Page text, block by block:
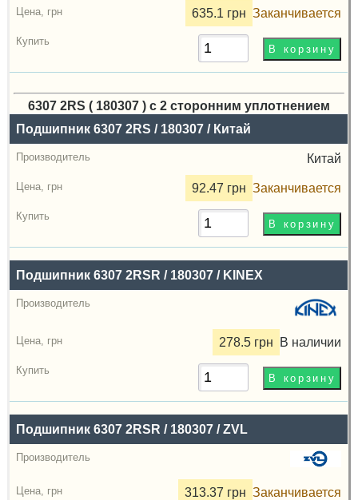
635.1 грн Заканчивается
6307 2RS ( 180307 ) с 2 сторонним уплотнением
Назва
Производитель
Радиальный
грн
Купить
Подшипник 6307 2RS / 180307 / Китай
Китай
92.47 грн Заканчивается
Подшипник 6307 2RSR / 180307 / KINEX
278.5 грн В наличии
Подшипник 6307 2RSR / 180307 / ZVL
313.37 грн Заканчивается